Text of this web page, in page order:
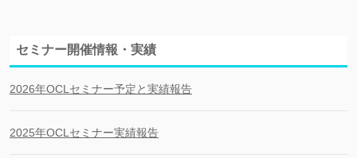
セミナー開催情報・実績
2026年OCLセミナー予定と実績報告
2025年OCLセミナー実績報告